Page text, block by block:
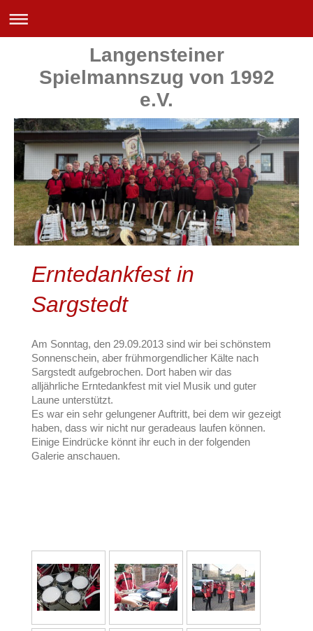
Langensteiner
Spielmannszug von 1992
e.V.
Erntedankfest in
Sargstedt
Am Sonntag, den 29.09.2013 sind wir bei schönstem
Sonnenschein, aber frühmorgendlicher Kälte nach
Sargstedt aufgebrochen. Dort haben wir das
alljährliche Erntedankfest mit viel Musik und guter
Laune unterstützt.
Es war ein sehr gelungener Auftritt, bei dem wir gezeigt
haben, dass wir nicht nur geradeaus laufen können.
Einige Eindrücke könnt ihr euch in der folgenden
Galerie anschauen.